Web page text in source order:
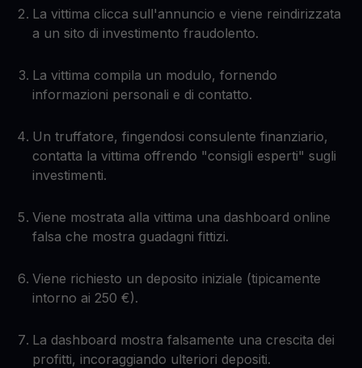
La vittima clicca sull'annuncio e viene reindirizzata
a un sito di investimento fraudolento.
La vittima compila un modulo, fornendo
informazioni personali e di contatto.
Un truffatore, fingendosi consulente finanziario,
contatta la vittima offrendo "consigli esperti" sugli
investimenti.
Viene mostrata alla vittima una dashboard online
falsa che mostra guadagni fittizi.
Viene richiesto un deposito iniziale (tipicamente
intorno ai 250 €).
La dashboard mostra falsamente una crescita dei
profitti, incoraggiando ulteriori depositi.